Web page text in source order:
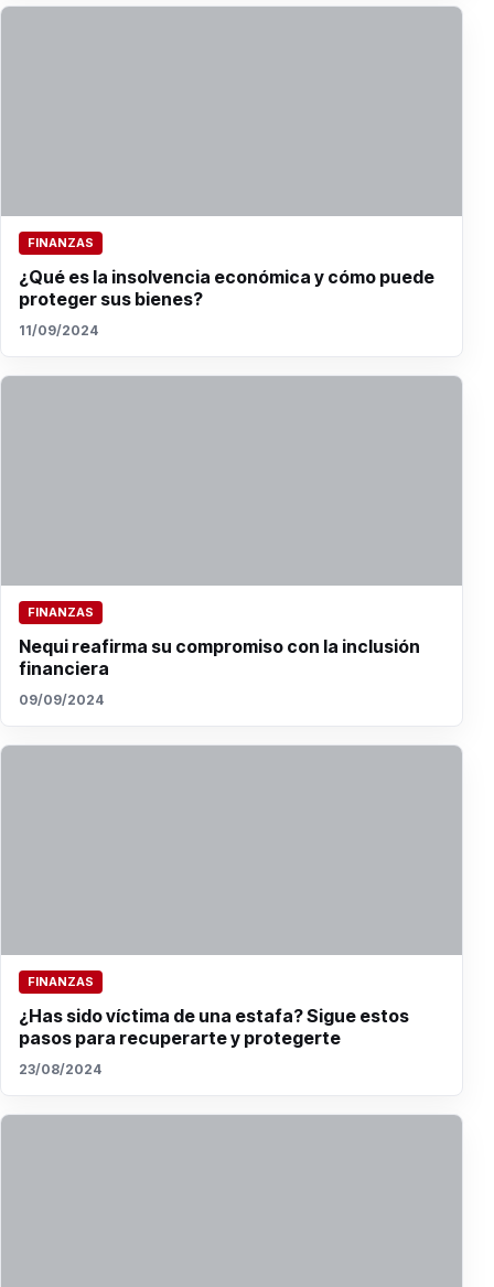
FINANZAS
¿Qué es la insolvencia económica y cómo puede
proteger sus bienes?
11/09/2024
FINANZAS
Nequi reafirma su compromiso con la inclusión
financiera
09/09/2024
FINANZAS
¿Has sido víctima de una estafa? Sigue estos
pasos para recuperarte y protegerte
23/08/2024